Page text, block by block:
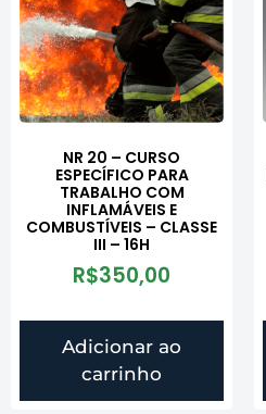
NR 20 – CURSO
ESPECÍFICO PARA
TRABALHO COM
INFLAMÁVEIS E
COMBUSTÍVEIS – CLASSE
III – 16H
R$350,00
Adicionar ao
carrinho